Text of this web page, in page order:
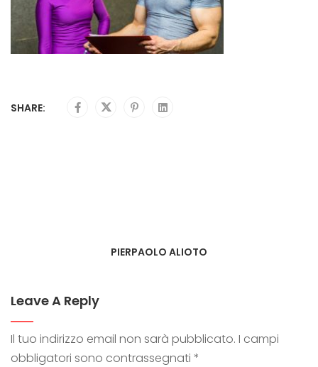
SHARE:
PIERPAOLO ALIOTO
Leave A Reply
Il tuo indirizzo email non sarà pubblicato. I campi
obbligatori sono contrassegnati *